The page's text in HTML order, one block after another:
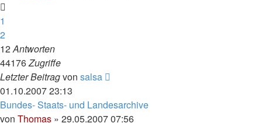
1
2
12Antworten
44176Zugriffe
Letzter Beitragvon salsa
01.10.2007 23:13
Bundes- Staats- und Landesarchive
von Thomas » 29.05.2007 07:56